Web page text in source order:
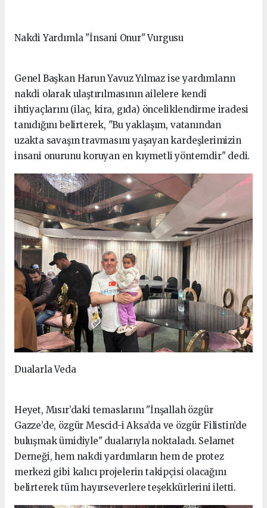
Nakdi Yardımla "İnsani Onur" Vurgusu
Genel Başkan Harun Yavuz Yılmaz ise yardımların
nakdi olarak ulaştırılmasının ailelere kendi
ihtiyaçlarını (ilaç, kira, gıda) önceliklendirme iradesi
tanıdığını belirterek, "Bu yaklaşım, vatanından
uzakta savaşın travmasını yaşayan kardeşlerimizin
insani onurunu koruyan en kıymetli yöntemdir" dedi.
Dualarla Veda
Heyet, Mısır’daki temaslarını "İnşallah özgür
Gazze’de, özgür Mescid-i Aksa’da ve özgür Filistin’de
buluşmak ümidiyle" dualarıyla noktaladı. Selamet
Derneği, hem nakdi yardımların hem de protez
merkezi gibi kalıcı projelerin takipçisi olacağını
belirterek tüm hayırseverlere teşekkürlerini iletti.